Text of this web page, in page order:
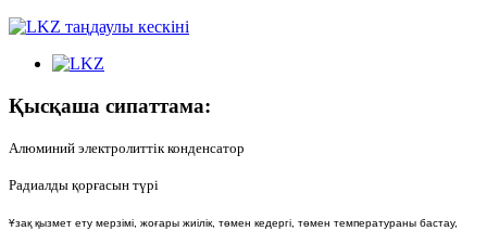
Қысқаша сипаттама:
Алюминий электролиттік конденсатор
Радиалды қорғасын түрі
Ұзақ қызмет ету мерзімі, жоғары жиілік, төмен кедергі, төмен температураны бастау,